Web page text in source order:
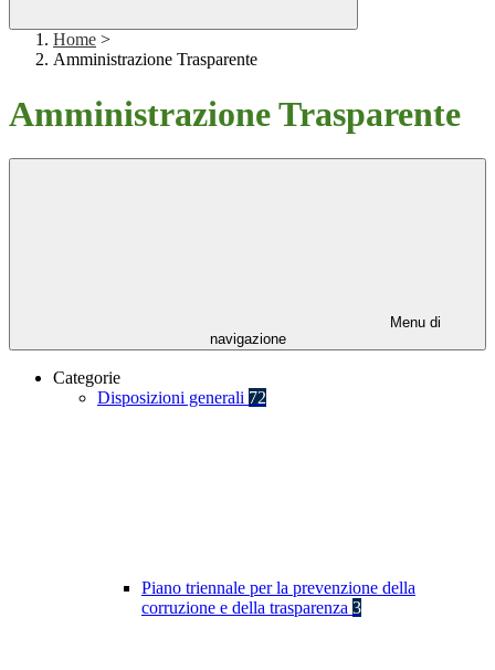
Home >
Amministrazione Trasparente
Amministrazione Trasparente
Menu di
navigazione
Categorie
Disposizioni generali 72
Piano triennale per la prevenzione della
corruzione e della trasparenza 3